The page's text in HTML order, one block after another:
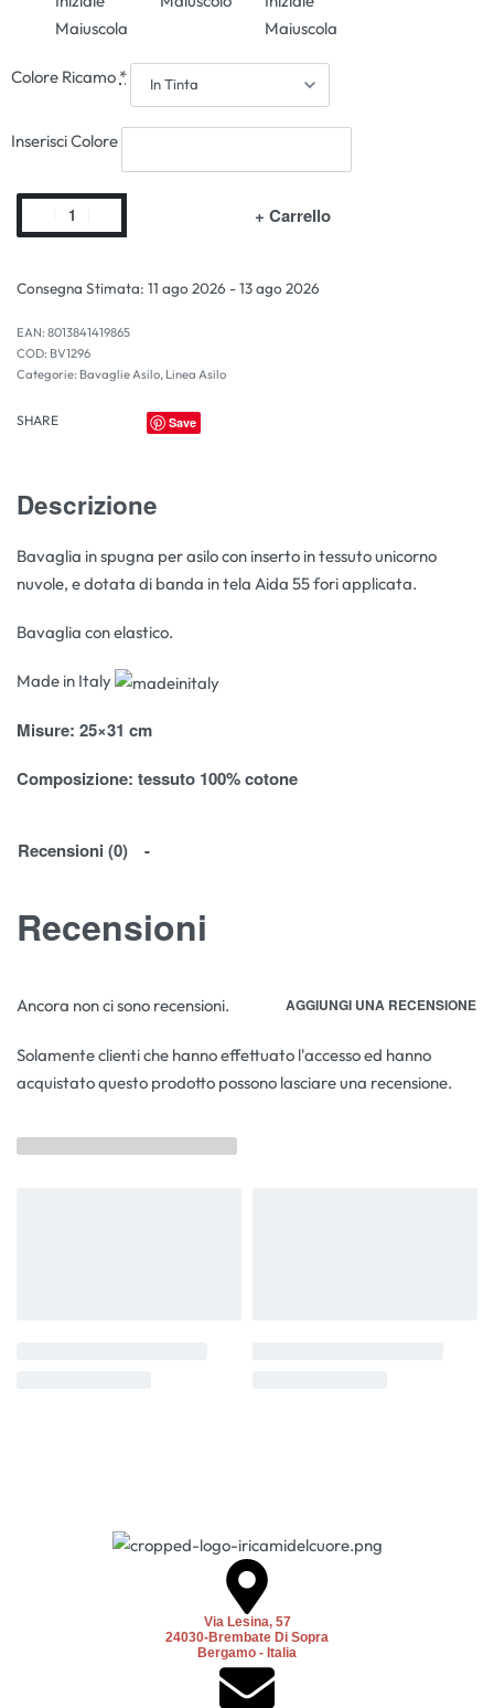
Maiuscola
Maiuscola
Colore Ricamo *
Inserisci Colore
+ Carrello
Consegna Stimata: 11 ago 2026 - 13 ago 2026
EAN: 8013841419865
BV1296
Categorie: Bavaglie Asilo, Linea Asilo
SHARE Save
Descrizione
Bavaglia in spugna per asilo con inserto in tessuto unicorno
nuvole, e dotata di banda in tela Aida 55 fori applicata.
Bavaglia con elastico.
Made in Italy
Misure: 25×31 cm
Composizione: tessuto 100% cotone
Recensioni (0)
Recensioni
Ancora non ci sono recensioni. AGGIUNGI UNA RECENSIONE
Solamente clienti che hanno effettuato l'accesso ed hanno
acquistato questo prodotto possono lasciare una recensione.
Via Lesina, 57
24030-Brembate Di Sopra
Bergamo - Italia